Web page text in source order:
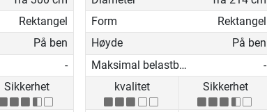
Rektangel
På ben
-
Sikkerhet
Form
Rektangel
Høyde
På ben
Maksimal belastbarhet
-
kvalitet
Sikkerhet